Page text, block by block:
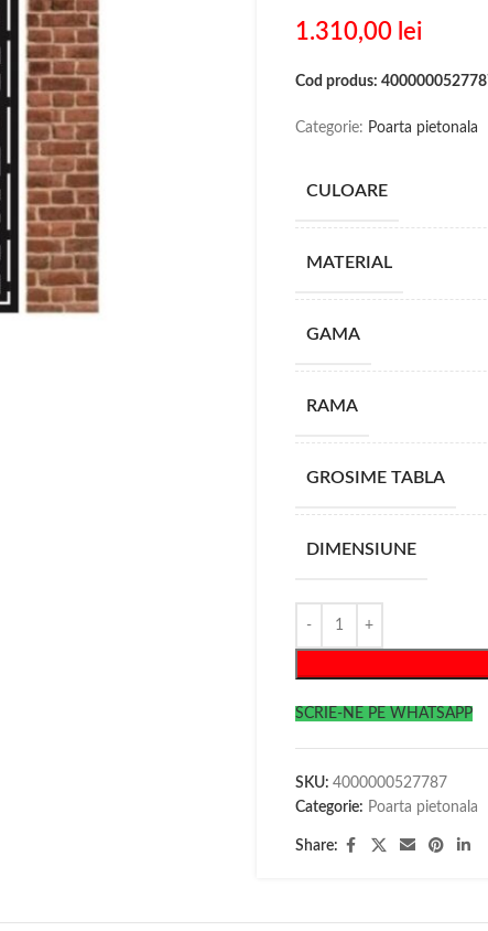
1.310,00 lei
Cod produs:
Categorie: Poarta pietonala
CULOARE
MATERIAL
GAMA
RAMA
GROSIME TABLA
DIMENSIUNE
SCRIE-NE PE WHATSAPP
SKU: 4000000527787
Categorie: Poarta pietonala
Share: